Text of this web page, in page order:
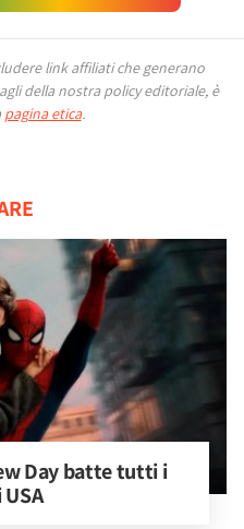
link affiliati che generano
della nostra policy editoriale, è
pagina etica.
Day batte tutti i